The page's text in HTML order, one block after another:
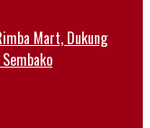
Mart, Dukung